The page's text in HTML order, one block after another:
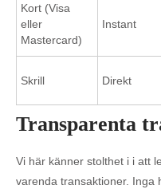
Kort (Visa
eller
Mastercard)
Instant
Skrill Direkt
Transparenta
Vi här känner stolthet i i att
varenda transaktioner. Inga